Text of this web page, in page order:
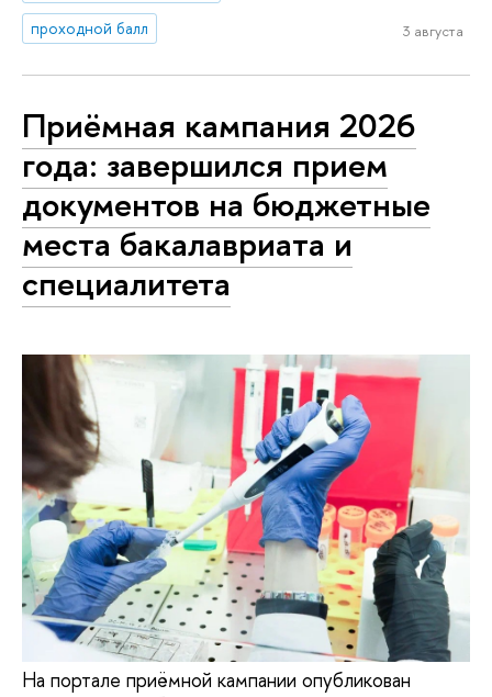
проходной балл
3 августа
Приёмная кампания 2026
года: завершился прием
документов на бюджетные
места бакалавриата и
специалитета
На портале приёмной кампании опубликован